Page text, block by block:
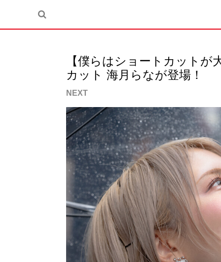
【僕らはショートカット
カット 海月らなが登場！
NEXT